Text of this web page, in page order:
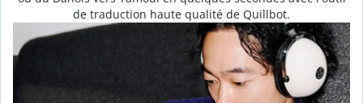
de traduction haute qualité de Quillbot.